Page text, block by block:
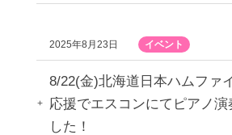
2025年8月23日 イベント
8/22(金)北海道日本ハムファ
応援でエスコンにてピアノ演
した！